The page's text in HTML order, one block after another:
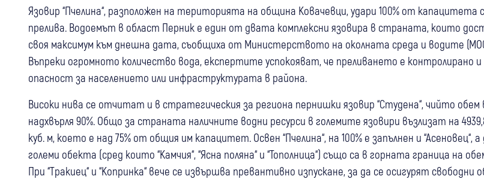
Язовир “Пчелина“, разположен на територията на община Ковачевци, удари 100% от капацитета
прелива. Водоемът в област Перник е един от двата комплексни язовира в страната, които
своя максимум към днешна дата, съобщиха от Министерството на околната среда и водите
Въпреки огромното количество вода, експертите успокояват, че преливането е контролирано и
опасност за населението или инфраструктурата в района.
Високи нива се отчитат и в стратегическия за региона пернишки язовир “Студена“, чийто обем
надхвърля 90%. Общо за страната наличните водни ресурси в големите язовири възлизат на
куб. м, което е над 75% от общия им капацитет. Освен “Пчелина“, на 100% е запълнен и “Асеновец“, а
големи обекта (сред които “Камчия“, “Ясна поляна“ и “Тополница“) също са в горната граница на
При “Тракиец“ и “Копринка“ вече се извършва превантивно изпускане, за да се осигурят свободни